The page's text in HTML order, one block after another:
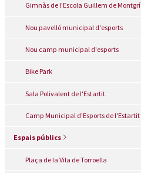
Gimnàs de l'Escola Guillem de Montgrí
Nou pavelló municipal d'esports
Nou camp municipal d'esports
Bike Park
Sala Polivalent de l'Estartit
Camp Municipal d'Esports de l'Estartit
Espais públics
Plaça de la Vila de Torroella